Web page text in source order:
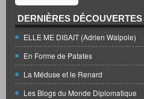
DERNIÈRES DÉCOUVERTES
ELLE ME DISAIT (Adrien Walpole)
En Forme de Patates
La Méduse et le Renard
Les Blogs du Monde Diplomatique